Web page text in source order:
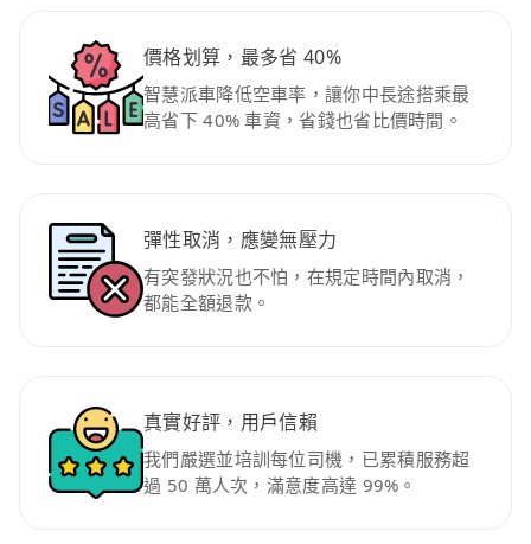
價格划算，最多省 40%
智慧派車降低空車率，讓你中長途搭乘最
高省下 40% 車資，省錢也省比價時間。
彈性取消，應變無壓力
有突發狀況也不怕，在規定時間內取消，
都能全額退款。
真實好評，用戶信賴
我們嚴選並培訓每位司機，已累積服務超
過 50 萬人次，滿意度高達 99%。